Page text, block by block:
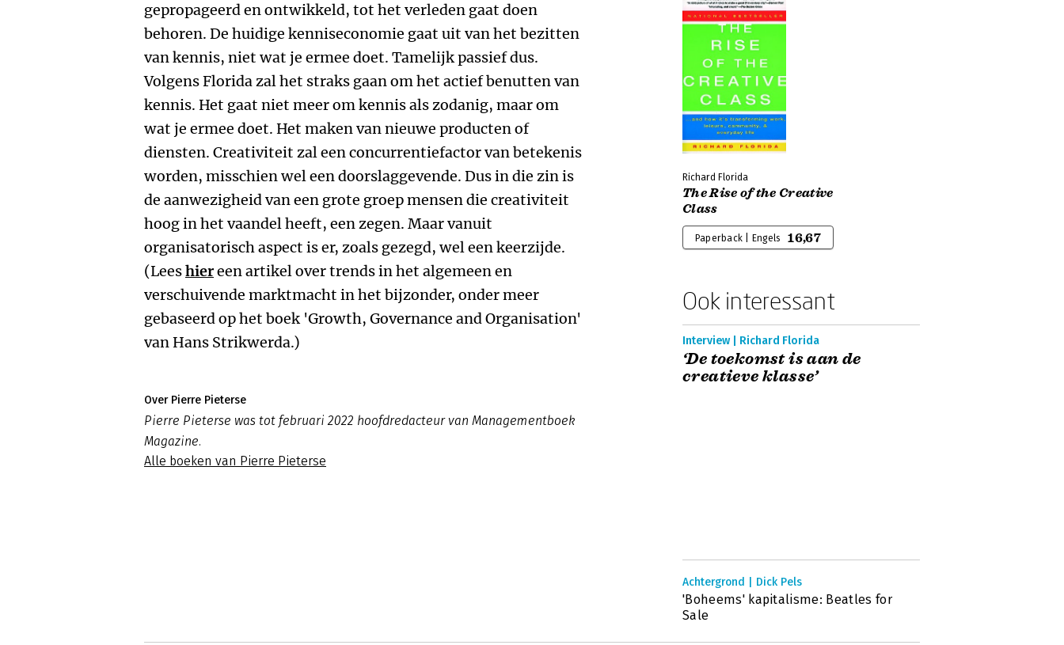
gepropageerd en ontwikkeld, tot het verleden gaat doen
behoren. De huidige kenniseconomie gaat uit van het bezitten
van kennis, niet wat je ermee doet. Tamelijk passief dus.
Volgens Florida zal het straks gaan om het actief benutten van
kennis. Het gaat niet meer om kennis als zodanig, maar om
wat je ermee doet. Het maken van nieuwe producten of
diensten. Creativiteit zal een concurrentiefactor van betekenis
worden, misschien wel een doorslaggevende. Dus in die zin is
de aanwezigheid van een grote groep mensen die creativiteit
hoog in het vaandel heeft, een zegen. Maar vanuit
organisatorisch aspect is er, zoals gezegd, wel een keerzijde.
(Leeshiereen artikel over trends in het algemeen en
verschuivende marktmacht in het bijzonder, onder meer
gebaseerd op het boek 'Growth, Governance and Organisation'
van Hans Strikwerda.)
Over Pierre Pieterse
Pierre Pieterse was tot februari 2022 hoofdredacteur van Managementboek
Magazine.
Alle boeken van Pierre Pieterse
Richard Florida
The Rise of the Creative
Class
Paperback | Engels 16,67
Ook interessant
Interview | Richard Florida
‘De toekomst is aan de
creatieve klasse’
Achtergrond | Dick Pels
'Boheems' kapitalisme: Beatles for
Sale